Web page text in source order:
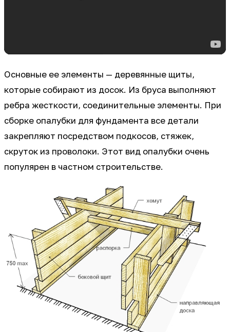
Основные ее элементы — деревянные щиты,
которые собирают из досок. Из бруса выполняют
ребра жесткости, соединительные элементы. При
сборке опалубки для фундамента все детали
закрепляют посредством подкосов, стяжек,
скруток из проволоки. Этот вид опалубки очень
популярен в частном строительстве.